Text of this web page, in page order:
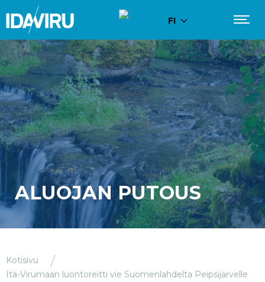
FI
ALUOJAN PUTOUS
Kotisivu
Itä-Virumaan luontoreitti vie Suomenlahdelta Peipsijärvelle